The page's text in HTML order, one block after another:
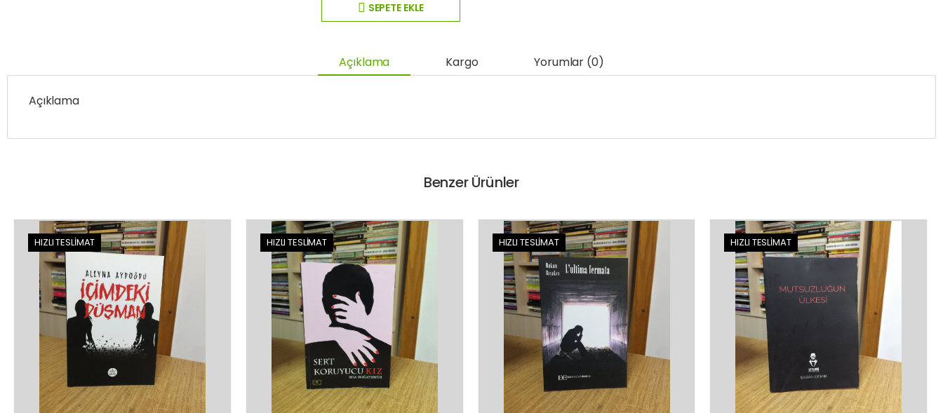
SEPETE EKLE
Açıklama Kargo Yorumlar (0)
Açıklama
Benzer Ürünler
HIZLI TESLİMAT HIZLI TESLİMAT HIZLI TESLİMAT HIZLI TESLİMAT